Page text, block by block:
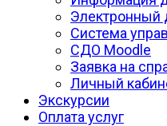
Электронный
Система
СДО Moodle
Заявка на
Личный
Экскурсии
Оплата услуг